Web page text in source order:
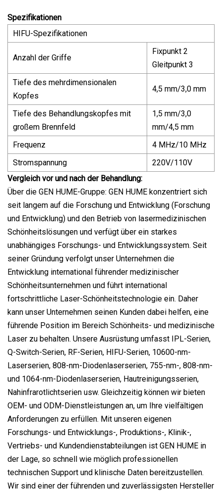
Spezifikationen
HIFU-Spezifikationen
Anzahl der Griffe
Fixpunkt 2
Gleitpunkt 3
Tiefe des mehrdimensionalen
Kopfes
4,5 mm/3,0 mm
Tiefe des Behandlungskopfes mit
großem Brennfeld
1,5 mm/3,0
mm/4,5 mm
Frequenz
4 MHz/10 MHz
Stromspannung
220V/110V
Vergleich vor und nach der Behandlung:
Über die GEN HUME-Gruppe: GEN HUME konzentriert sich
seit langem auf die Forschung und Entwicklung (Forschung
und Entwicklung) und den Betrieb von lasermedizinischen
Schönheitslösungen und verfügt über ein starkes
unabhängiges Forschungs- und Entwicklungssystem. Seit
seiner Gründung verfolgt unser Unternehmen die
Entwicklung international führender medizinischer
Schönheitsunternehmen und führt international
fortschrittliche Laser-Schönheitstechnologie ein. Daher
kann unser Unternehmen seinen Kunden dabei helfen, eine
führende Position im Bereich Schönheits- und medizinische
Laser zu behalten. Unsere Ausrüstung umfasst IPL-Serien,
Q-Switch-Serien, RF-Serien, HIFU-Serien, 10600-nm-
Laserserien, 808-nm-Diodenlaserserien, 755-nm-, 808-nm-
und 1064-nm-Diodenlaserserien, Hautreinigungsserien,
Nahinfrarotlichtserien usw. Gleichzeitig können wir bieten
OEM- und ODM-Dienstleistungen an, um Ihre vielfältigen
Anforderungen zu erfüllen. Mit unseren eigenen
Forschungs- und Entwicklungs-, Produktions-, Klinik-,
Vertriebs- und Kundendienstabteilungen ist GEN HUME in
der Lage, so schnell wie möglich professionellen
technischen Support und klinische Daten bereitzustellen.
Wir sind einer der führenden und zuverlässigsten Hersteller